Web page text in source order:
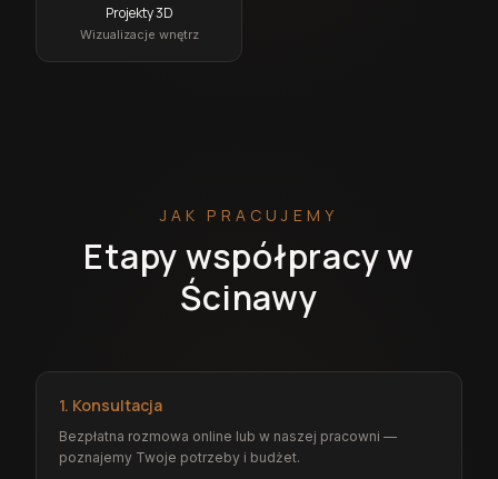
Projekty 3D
Wizualizacje wnętrz
JAK PRACUJEMY
Etapy współpracy w
Ścinawy
1. Konsultacja
Bezpłatna rozmowa online lub w naszej pracowni —
poznajemy Twoje potrzeby i budżet.